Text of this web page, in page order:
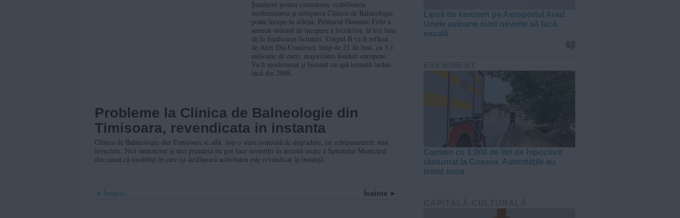
fi reabilitat și bazinul
cu apă termală
închis de 13 ani
Șantierul pentru extinderea, reabilitarea,
modernizarea și echiparea Clinicii de Balneologie
poate începe în sfârșit. Primarul Dominic Fritz a
semnat ordinul de începere a lucrărilor, la trei luni
de la finalizarea licitației. Corpul B va fi refăcut
de Alex Dia Construct, timp de 21 de luni, cu 3,1
milioane de euro, majoritatea fonduri europene.
Va fi modernizat și bazinul cu apă termală închis
încă din 2008.
Probleme la Clinica de Balneologie din
Timisoara, revendicata in instanta
Clinica de Balneologie din Timişoara se află într-o stare avansată de degradare, iar echipamentele sunt
învechite. Nici ministerul şi nici primăria nu pot face investiţii în această secţie a Spitalului Municipal
din cauză că imobilul în care îşi desfăşoară activitatea este revendicat în instanţă.
Înapoi Înainte
Lipsă de kerosen pe Aeroportul Arad.
Unele avioane sunt nevoite să facă
escală
Camion cu 6.000 de litri de hipoclorit
răsturnat la Coșava. Autoritățile au
izolat zona